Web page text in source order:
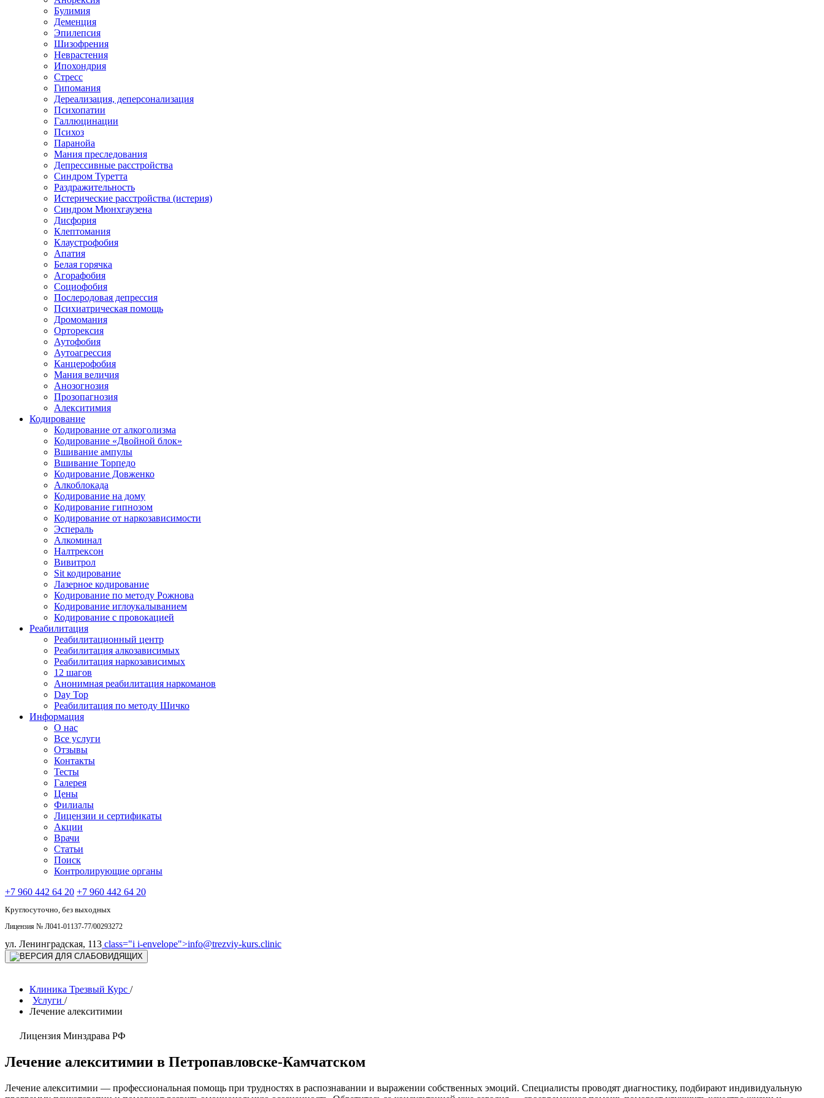
Булимия
Деменция
Эпилепсия
Шизофрения
Неврастения
Ипохондрия
Стресс
Гипомания
Дереализация, деперсонализация
Психопатии
Галлюцинации
Психоз
Паранойа
Мания преследования
Депрессивные расстройства
Синдром Туретта
Раздражительность
Истерические расстройства (истерия)
Синдром Мюнхгаузена
Дисфория
Клептомания
Клаустрофобия
Апатия
Белая горячка
Агорафобия
Социофобия
Послеродовая депрессия
Психиатрическая помощь
Дромомания
Орторексия
Аутофобия
Аутоагрессия
Канцерофобия
Мания величия
Анозогнозия
Прозопагнозия
Алекситимия
Кодирование
Кодирование от алкоголизма
Кодирование «Двойной блок»
Вшивание ампулы
Вшивание Торпедо
Кодирование Довженко
Алкоблокада
Кодирование на дому
Кодирование гипнозом
Кодирование от наркозависимости
Эспераль
Алкоминал
Налтрексон
Вивитрол
Sit кодирование
Лазерное кодирование
Кодирование по методу Рожнова
Кодирование иглоукалыванием
Кодирование с провокацией
Реабилитация
Реабилитационный центр
Реабилитация алкозависимых
Реабилитация наркозависимых
12 шагов
Анонимная реабилитация наркоманов
Day Top
Реабилитация по методу Шичко
Информация
О нас
Все услуги
Отзывы
Контакты
Тесты
Галерея
Цены
Филиалы
Лицензии и сертификаты
Акции
Врачи
Статьи
Поиск
Контролирующие органы
+7 960 442 64 20 +7 960 442 64 20
Круглосуточно, без выходных
Лицензия № Л041-01137-77/00293272
ул. Ленинградская, 113 class="i i-envelope">info@trezviy-kurs.clinic
Клиника Трезвый Курс /
Услуги /
Лечение алекситимии
Лицензия Минздрава РФ
Лечение алекситимии в Петропавловске-Камчатском
Лечение алекситимии — профессиональная помощь при трудностях в распознавании и выражении собственных эмоций. Специалисты проводят диагностику, подбирают индивидуальную